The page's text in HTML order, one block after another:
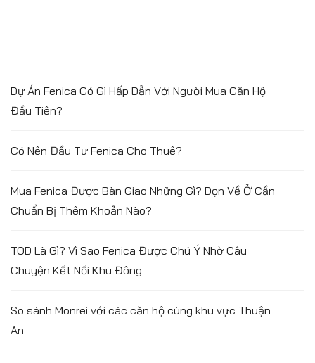
Dự Án Fenica Có Gì Hấp Dẫn Với Người Mua Căn Hộ
Đầu Tiên?
Có Nên Đầu Tư Fenica Cho Thuê?
Mua Fenica Được Bàn Giao Những Gì? Dọn Về Ở Cần
Chuẩn Bị Thêm Khoản Nào?
TOD Là Gì? Vì Sao Fenica Được Chú Ý Nhờ Câu
Chuyện Kết Nối Khu Đông
So sánh Monrei với các căn hộ cùng khu vực Thuận
An